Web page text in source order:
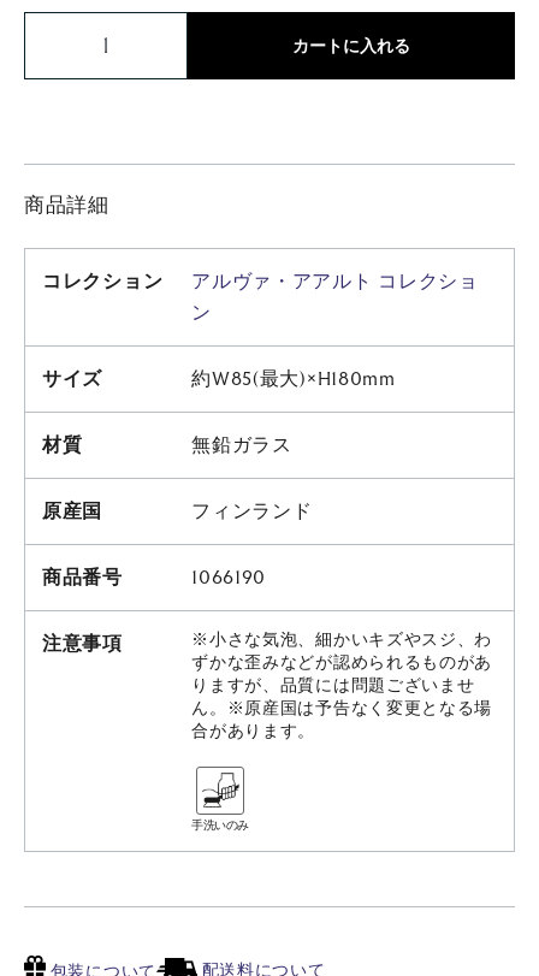
カートに入れる
商品詳細
コレクション
アルヴァ・アアルト コレクショ
ン
サイズ 約W85(最大)×H180mm
材質 無鉛ガラス
原産国 フィンランド
商品番号 1066190
注意事項
※小さな気泡、細かいキズやスジ、わ
ずかな歪みなどが認められるものがあ
りますが、品質には問題ございませ
ん。※原産国は予告なく変更となる場
合があります。
手洗いのみ
配送料について